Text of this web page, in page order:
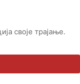
своје трајање.